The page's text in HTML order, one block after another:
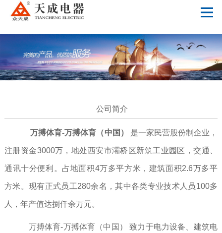
万搏体育
公司简介
万搏体育-万搏体育（中国） 是一家民营股份制企业，
注册资金3000万，地处西安市灞桥区新筑工业园区，交通、
通讯十分便利。占地面积4万多平方米，建筑面积2.6万多平
方米。现有正式员工280余名，其中各类专业技术人员100多
人，年产值达捌仟余万元。
万搏体育-万搏体育（中国） 致力于电力设备、建筑电